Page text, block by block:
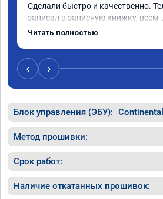
Сделали быстро и качественно.
записал в записную книжку, всем
рекомендую! Еще вот поеду в
Читать полностью
‹ ›
Блок управления (ЭБУ):
Метод прошивки:
Срок работ:
Наличие откатанных прошивок: